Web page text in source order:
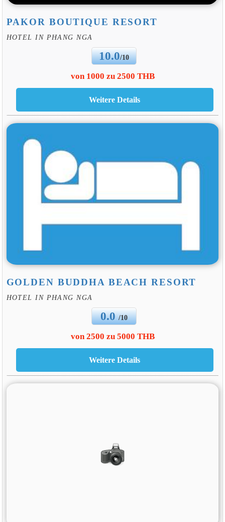
PAKOR BOUTIQUE RESORT
HOTEL IN PHANG NGA
10.0/10
von 1000 zu 2500 THB
GOLDEN BUDDHA BEACH RESORT
HOTEL IN PHANG NGA
0.0/10
von 2500 zu 5000 THB